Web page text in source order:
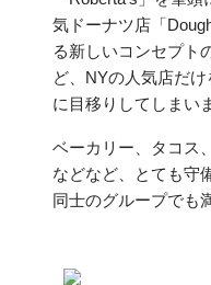
気ドーナツ店「
る新しいコンセプト
ど、NYの人気店だ
に目移りしてしまい
ベーカリー、タコス
などなど、とても守
同士のグループでも